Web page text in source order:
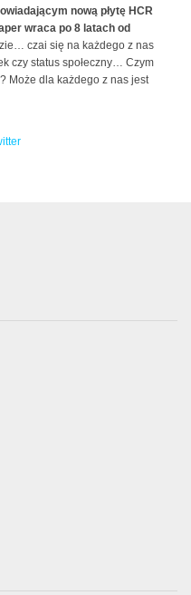
nową płytę HCR
wraca po 8 latach od
czai się na każdego z nas
czy status społeczny… Czym
Może dla każdego z nas jest